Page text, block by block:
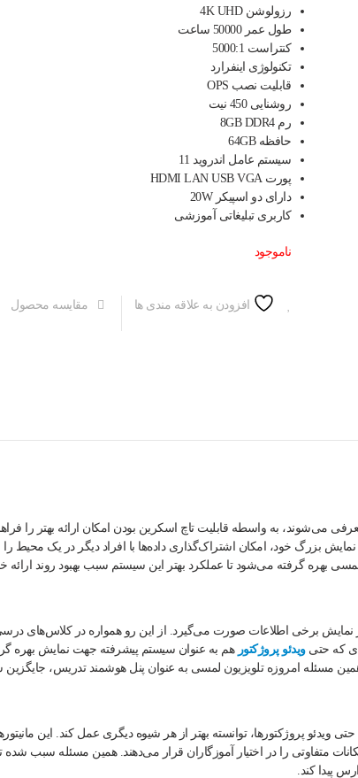
رزولوشن 4K UHD
طول عمر 50000 ساعت
کنتراست 5000:1
تکنولوژی اینفرارد
قابلیت نصب OPS
روشنایی 450 نیت
رم 8GB DDR4
حافظه 64GB
سیستم عامل اندروید 11
پورت HDMI LAN USB VGA
دارای دو اسپیکر 20W
کاربری تبلیغاتی آموزشی
ناموجود
افزودن به علاقه مندی ها مقایسه محصول
می‌شوند، به واسطه قابلیت تاچ اسکرین بودن امکان ارائه بهتر را
بزرگ خود، امکان اشتراک‌گذاری‌ داده‌ها با افراد دیگر در یک محیط را
بهره گرفته می‌شود تا عملکرد بهتر این سیستم سبب بهبود روند ارائه
نمایش برخی اطلاعات صورت می‌گیرد. از این رو همواره در کلاس‌های
که حتیویدئو پروژکتور هم به عنوان سیستم پیشرفته جهت نمایش بهره
همین مسئله امروزه تلویزیون لمسی به عنوان پنل هوشمند تدریس، جایگزین
ویدئو پروژکتورها، توانسته بهتر از هر شیوه دیگری عمل کند. این
متفاوتی را در اختیار آموزگاران قرار می‌دهند. همین مسئله سبب شده
پیدا کند.